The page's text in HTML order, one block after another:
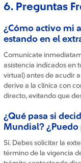
6. Preguntas
¿Cómo activo mi
estando en el
Comunícate
asistencia indicados en
virtual) antes de acudir
derive a la clínica con
directo, evitando que
¿Qué pasa si
Mundial?
Sí. Debes solicitar la
término de la vigencia